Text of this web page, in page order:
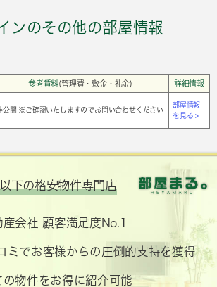
ンのその他の部屋情報
参考賃料(管理費・敷金・礼金) 詳細情報
公開 ※ご確認いたしますのでお問い合わせください
部屋情報
を見る >
下の格安物件専門店
産会社 顧客満足度No.1
ミでお客様からの圧倒的支持を獲得
の物件をお得に紹介可能